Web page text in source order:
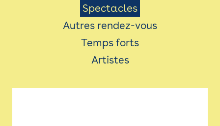
AVEC LES PUBLICS
ACCESSIBILITÉ
LES PRODUCTIONS
Menu
Saison
Spectacles
Autres rendez-vous
Temps forts
Artistes